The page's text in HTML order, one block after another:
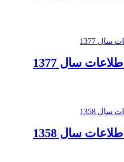
سال 1377
سال 1358